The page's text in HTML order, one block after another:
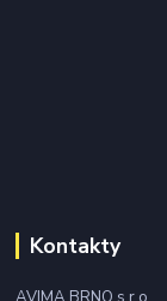
Kontakty